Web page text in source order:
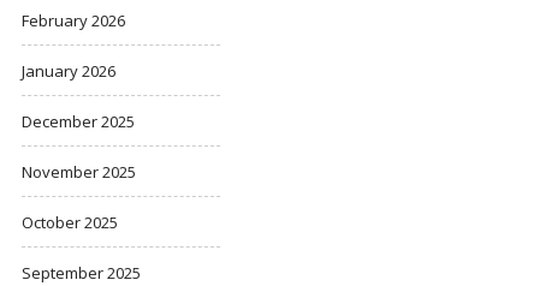
February 2026
January 2026
December 2025
November 2025
October 2025
September 2025